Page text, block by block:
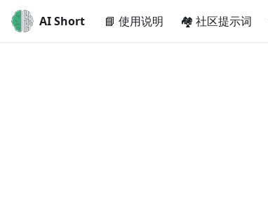
AI Short 📘 使用说明 🏘️ 社区提示词